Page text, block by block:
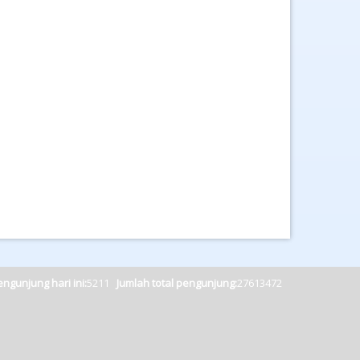
hari ini:5211 Jumlah total pengunjung:27613472